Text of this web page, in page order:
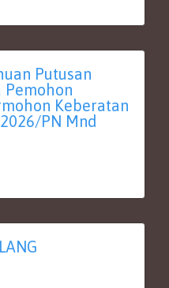
Putusan
Pemohon
Keberatan
PN Mnd